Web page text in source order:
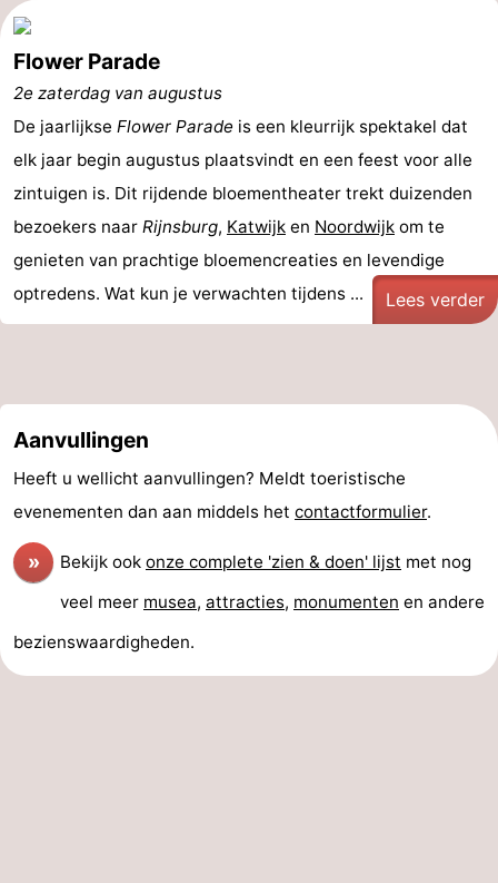
Flower Parade
2e zaterdag van augustus
De jaarlijkse Flower Parade is een kleurrijk spektakel dat
elk jaar begin augustus plaatsvindt en een feest voor alle
zintuigen is. Dit rijdende bloementheater trekt duizenden
bezoekers naar Rijnsburg, Katwijk en Noordwijk om te
genieten van prachtige bloemencreaties en levendige
optredens. Wat kun je verwachten tijdens ...
Lees verder
Aanvullingen
Heeft u wellicht aanvullingen? Meldt toeristische
evenementen dan aan middels het contactformulier.
» Bekijk ook onze complete 'zien & doen' lijst met nog
veel meer musea, attracties, monumenten en andere
bezienswaardigheden.